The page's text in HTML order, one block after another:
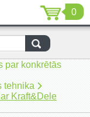
0
par konkrētās
tehnika
Kraft&Dele